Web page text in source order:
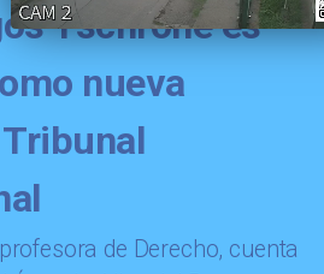
Tschrone es
nueva
de Derecho, cuenta